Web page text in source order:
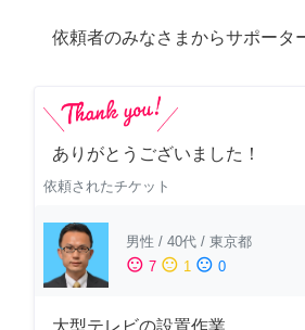
依頼者のみなさまからサポータ
ありがとうございました！
依頼されたチケット
男性 / 40代 / 東京都
sentiment_satisfied 7 sentiment_neutral 1 sentiment_dissatisfied 0